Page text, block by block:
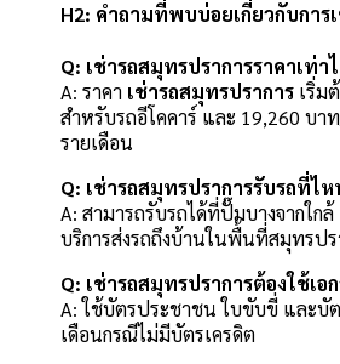
H2: คำถามที่พบบ่อยเกี่ยวกับการ
Q: เช่ารถสมุทรปราการราคาเท่า
A: ราคา เช่ารถสมุทรปราการ เริ่ม
สำหรับรถอีโคคาร์ และ 19,260 บา
รายเดือน
Q: เช่ารถสมุทรปราการรับรถที่ไห
A: สามารถรับรถได้ที่ปั๊มบางจากใกล้
บริการส่งรถถึงบ้านในพื้นที่สมุทรปร
Q: เช่ารถสมุทรปราการต้องใช้เอ
A: ใช้บัตรประชาชน ใบขับขี่ และบั
เดือนกรณีไม่มีบัตรเครดิต